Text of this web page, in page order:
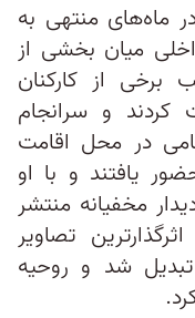
ماه‌های منتهی به
میان بخشی از
برخی از کارکنان
کردند و سرانجام
در محل اقامت
یافتند و با او
مخفیانه منتشر
تصاویر
تبدیل شد و روحیه